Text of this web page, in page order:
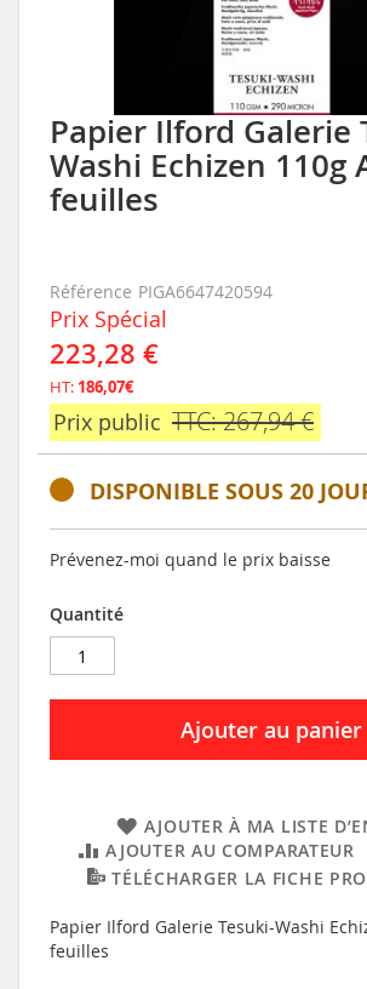
Papier Ilford Galerie
Washi Echizen 110g
feuilles
Référence PIGA6647420594
Prix Spécial
223,28 €
HT: 186,07€
Prix public TTC: 267,94 €
DISPONIBLE SOUS 20
Prévenez-moi quand le prix baisse
Quantité
Ajouter au panier
AJOUTER À MA LISTE
AJOUTER AU COMPARATEUR
TÉLÉCHARGER LA FICHE
Papier Ilford Galerie Tesuki-Washi
feuilles
Skip
to
the
beginning
gallery